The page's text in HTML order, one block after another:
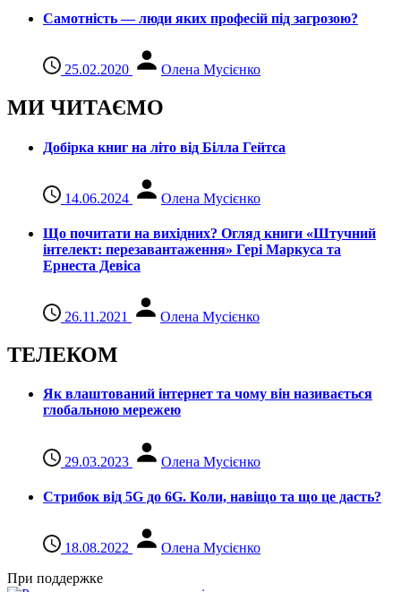
Самотність — люди яких професій під загрозою?
25.02.2020 Олена Мусієнко
МИ ЧИТАЄМО
Добірка книг на літо від Білла Гейтса
14.06.2024 Олена Мусієнко
Що почитати на вихідних? Огляд книги «Штучний
інтелект: перезавантаження» Гері Маркуса та
Ернеста Девіса
26.11.2021 Олена Мусієнко
ТЕЛЕКОМ
Як влаштований інтернет та чому він називається
глобальною мережею
29.03.2023 Олена Мусієнко
Стрибок від 5G до 6G. Коли, навіщо та що це даcть?
18.08.2022
Олена Мусієнко
При поддержке